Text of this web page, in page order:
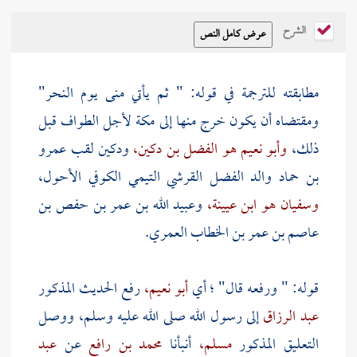
الشرح
مطابقته للترجمة في قوله: " ثم يأتي منى يوم النحر"
ومقتضاه أن يكون خرج منها إلىمكةلأجل الطواف قبل
ذلك، وأبو نعيم هو الفضل بن دكين،ودكين لقبعمرو
بن حماد والد الفضل القرشي التيمي الكوفي الأحول،
وسفيان هو ابن عيينة، وعبيد الله بن عمر بن حفص بن
عاصم بن عمر بن الخطاب العمري.
قوله: " ورفعه قال" ؛ أيأبو نعيم،رفع الحديث المذكور
عبد الرزاقإلى رسول الله صلى الله عليه وسلم، ووصل
التعليق المذكورمسلم، أنبأنا محمد بن رافععن عبد